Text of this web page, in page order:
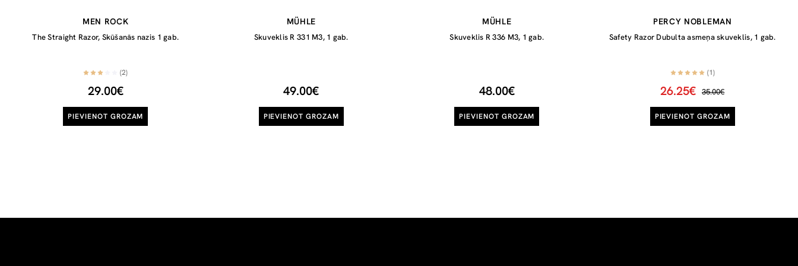
MEN ROCK
The Straight Razor, Skūšanās nazis 1 gab.
(2)
29.00€
PIEVIENOT GROZAM
MÜHLE
Skuveklis R 331 M3, 1 gab.
49.00€
PIEVIENOT GROZAM
MÜHLE
Skuveklis R 336 M3, 1 gab.
48.00€
PIEVIENOT GROZAM
PERCY NOBLEMAN
Safety Razor Dubulta asmeņa skuveklis, 1 gab.
(1)
26.25€ 35.00€
PIEVIENOT GROZAM